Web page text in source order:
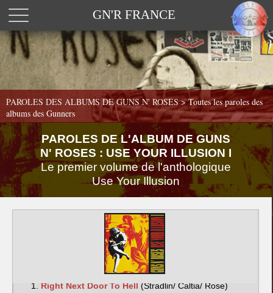
GN'R FRANCE
PAROLES DES ALBUMS DE GUNS N' ROSES >Toutes les paroles des
albums des Gunners
PAROLES DE L'ALBUM DE GUNS
N' ROSES : USE YOUR ILLUSION I
Le premier volume de l'anthologique
Use Your Illusion
Right Next Door To Hell(Stradlin/ Caltia/ Rose)